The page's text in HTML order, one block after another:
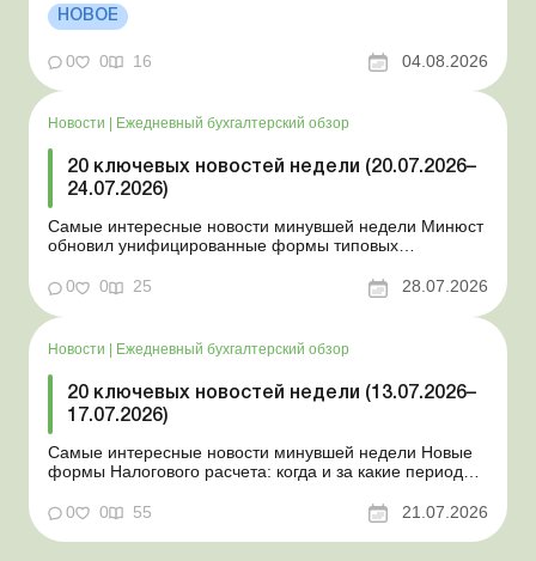
положении Для сельхозпредприятий и ФЛП введены
новые разовые статистические формы Со 2 августа
изменяется порядок зачисления отдельных периодов
работы в стр...
НОВОЕ
0 0 16 04.08.2026
Новости Ежедневный бухгалтерский обзор
20 ключевых новостей недели (20.07.2026–
24.07.2026)
Самые интересные новости минувшей недели Минюст
обновил унифицированные формы типовых
новость о создании координационного центра по
статус «в розыске»: что нужно знать работодателям
Закон о ВПЛ: ка...
0 0 25 28.07.2026
Новости | Ежедневный бухгалтерский обзор
20 ключевых новостей недели (13.07.2026–
17.07.2026)
Самые интересные новости минувшей недели Новые
формы Налогового расчета: когда и за какие периоды
переоформления отсрочки от призыва во время
Координационный центр по организации
0 0 55 21.07.2026